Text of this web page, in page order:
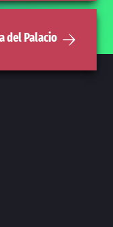
del Palacio